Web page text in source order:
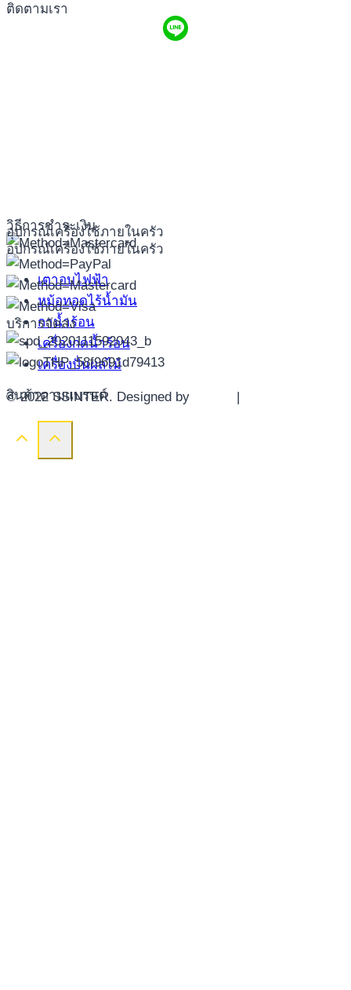
อุปกรณ์เครื่องใช้ภายในครัว
อุปกรณ์เครื่องใช้ภายในครัว
เตาอบไฟฟ้า
หม้อทอดไร้น้ำมัน
กาน้ำร้อน
เครื่องกดน้ำร้อน
เครื่องปั่นผลไม้
สินค้าตามแบรนด์
ติดตามเรา
วิธีการชำระเงิน
บริการจัดส่ง
© 2022 SSINTER. Designed by |